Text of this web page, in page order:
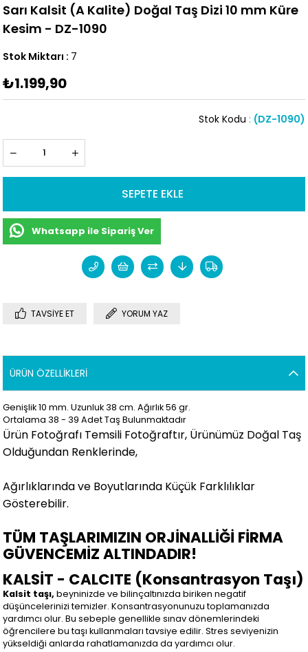
Sarı Kalsit (A Kalite) Doğal Taş Dizi 10 mm Küre
Kesim - DZ-1090
Stok Miktarı : 7
₺1.199,90
(DZ-1090)
Stok Kodu
Whatsapp ile Sipariş Ver
TAVSIYE ET YORUM YAZ
ÜRÜN ÖZELLIKLERI
Genişlik 10 mm. Uzunluk 38 cm. Ağırlık 56 gr.
Ortalama 38 - 39 Adet Taş Bulunmaktadır
Ürün Fotoğrafı Temsili Fotoğraftır, Ürünümüz Doğal Taş
Olduğundan Renklerinde,
Ağırlıklarında ve Boyutlarında Küçük Farklılıklar
Gösterebilir.
TÜM TAŞLARIMIZIN ORJİNALLİĞİ FİRMA
GÜVENCEMİZ ALTINDADIR!
KALSİT - CALCITE (Konsantrasyon Taşı)
Kalsit taşı,beyninizde ve bilinçaltınızda biriken negatif
düşüncelerinizi temizler. Konsantrasyonunuzu toplamanızda
yardımcı olur. Bu sebeple genellikle sınav dönemlerindeki
öğrencilere bu taşı kullanmaları tavsiye edilir. Stres seviyenizin
yükseldiği anlarda rahatlamanızda da yardımcı olur.